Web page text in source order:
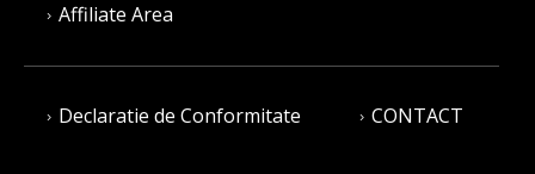
Affiliate Area
Declaratie de Conformitate CONTACT